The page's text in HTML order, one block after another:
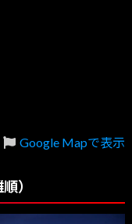
Google Mapで表示
）